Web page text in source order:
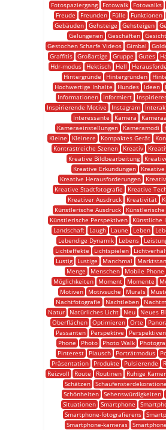
Fotospaziergang
Fotowalk Fotowalks
Freude
Freunden Fülle Funktionen
Gebäuden Gehsteige Gehsteigen
Gelungenen Geschäften Gesicht
Gestochen Scharfe Videos
Gimbal
Graffitis Großartige Gruppe Gutes
Hdr-modus
Hektisch Hell
Hintergründe
Hintergründen
Hochwertige Inhalte
Hundes Ideen
Informationen
Informiert
Inspirierende Motive
Instagram
Interessante
Kamera
Kameraeinstellungen
Kameramodi
Kleine
Kleinere Kompaktes Gerät
Kontrastreiche Szenen
Kreativ
Kreative Bildbearbeitung
Kreative Erkundungen
Kreative Herausforderungen
Kreative Stadtfotografie
Kreative
Kreativer Ausdruck
Kreativität
Künstlerische Ausdruck
Künstlerische Perspektiven
Künstliche
Landschaft
Laugh Laune Leben
Lebendige Dynamik
Lebens
Lichteffekte
Lichtspielen
Lustig
Lustige Manchmal
Menge
Menschen Mobile Phone
Möglichkeiten
Moment Momente
Motiven
Motivsuche Murals
Nachtfotografie
Nachtleben
Natur
Natürliches Licht Neu Neues
Oberflächen
Optimieren Orte
Passanten
Perspektive Perspektiven
Phone
Photo Photo Walk
Pinterest
Plausch Porträtmodus
Präsentation
Produkte Pulsierende
Reizvoll
Route Routinen Ruhige
Schätzen
Schönheiten Sehenswürdigkeiten
Situationen Smartphone
Smartphone-fotografierens
Smartphone-kameras